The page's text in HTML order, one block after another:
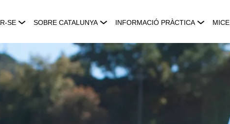
SE SOBRE CATALUNYA INFORMACIÓ PRÀCTICA MICE